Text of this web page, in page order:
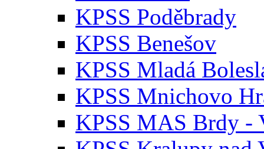
KPSS Poděbrady
KPSS Benešov
KPSS Mladá
KPSS Mnichovo
KPSS MAS Brdy -